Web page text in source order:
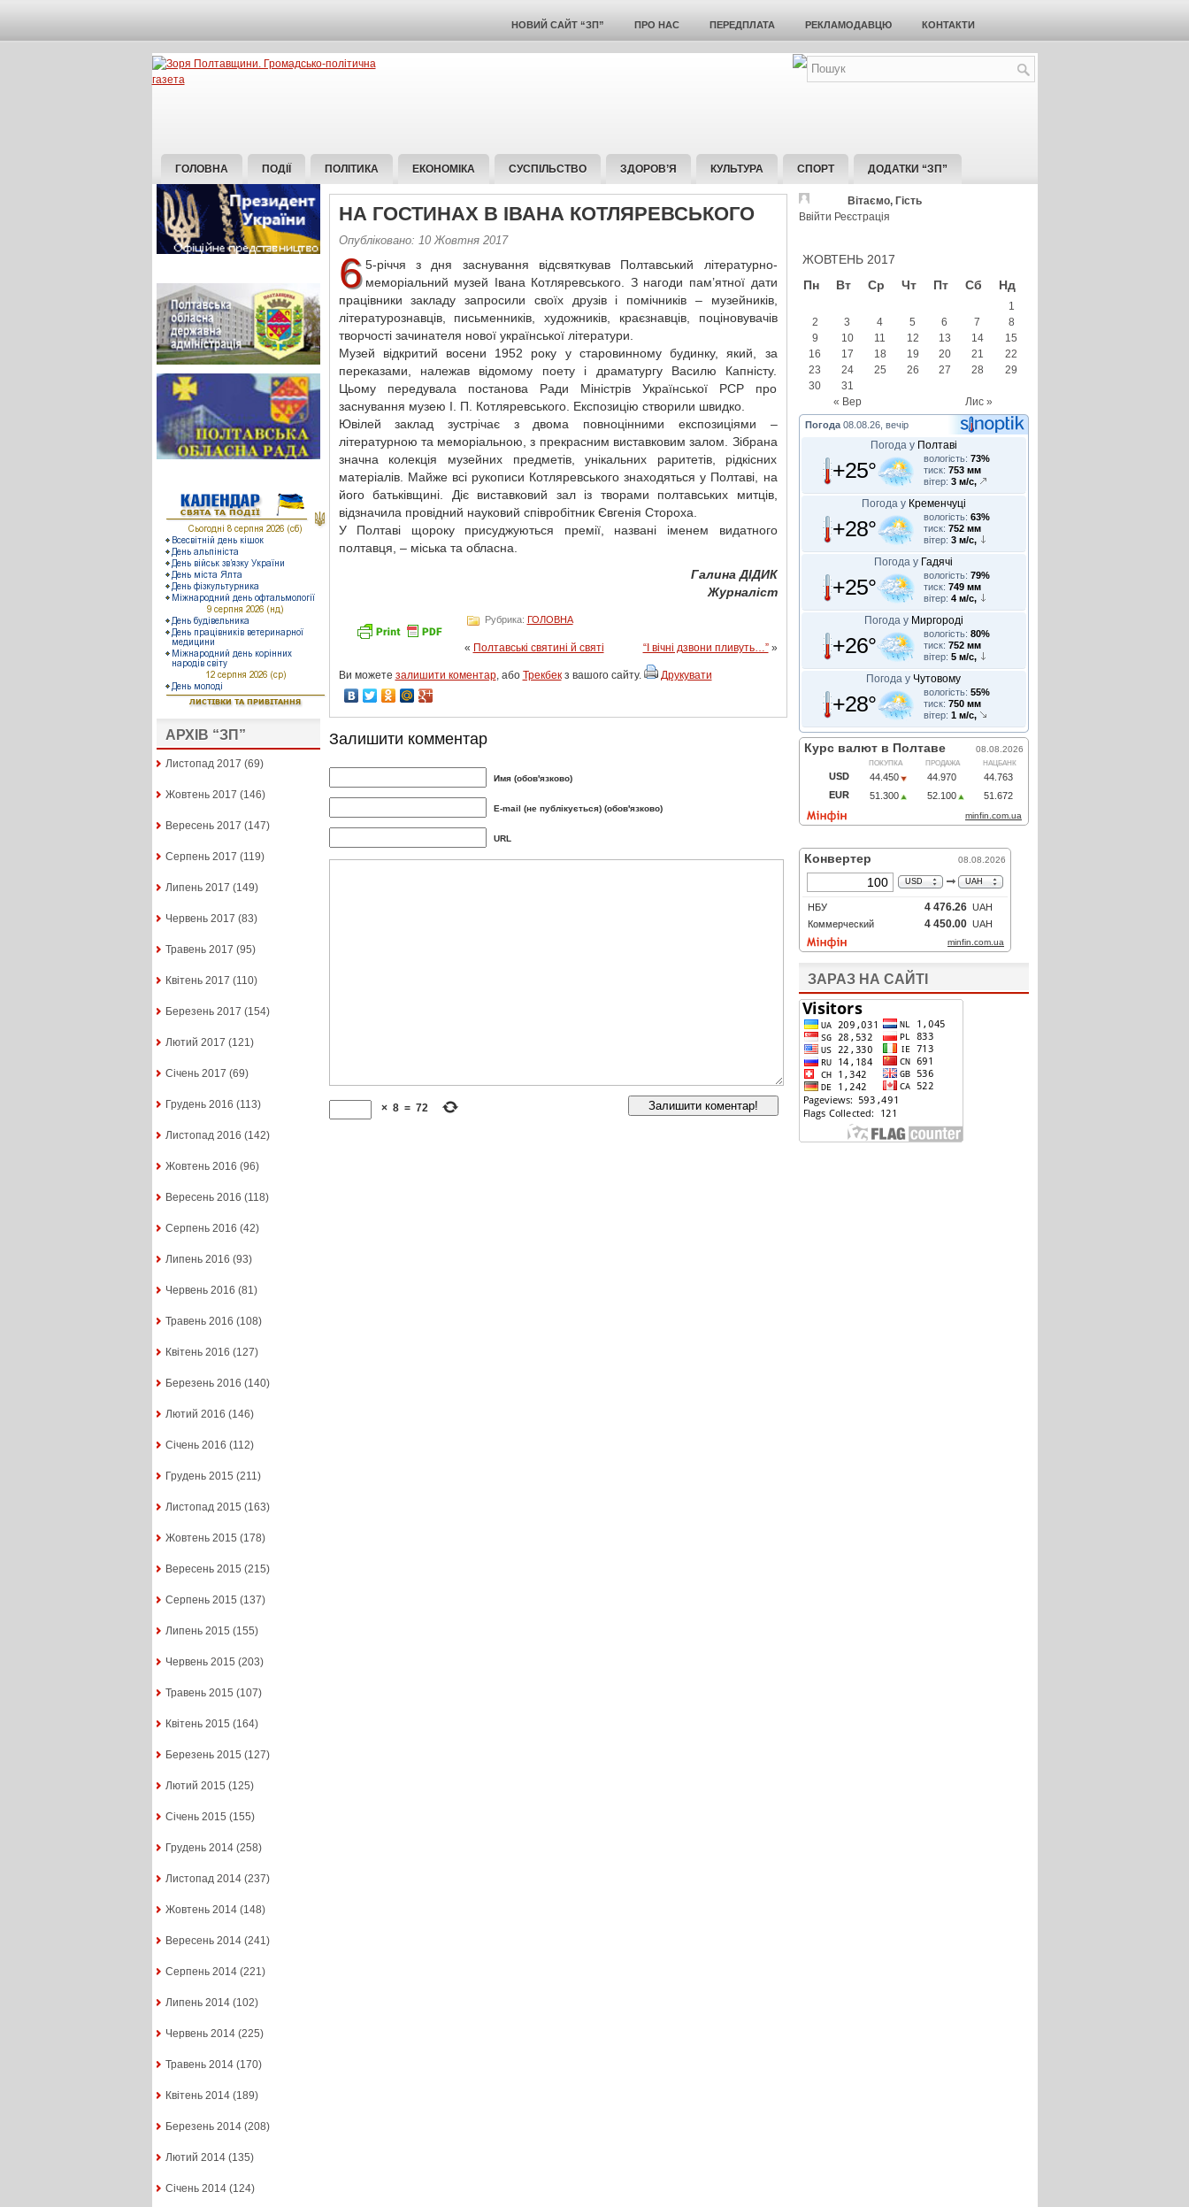
НОВИЙ САЙТ “ЗП” ПРО НАС ПЕРЕДПЛАТА РЕКЛАМОДАВЦЮ КОНТАКТИ
ГОЛОВНА ПОДІЇ ПОЛІТИКА ЕКОНОМІКА СУСПІЛЬСТВО ЗДОРОВ’Я КУЛЬТУРА СПОРТ ДОДАТКИ “ЗП”
АРХІВ “ЗП”
Листопад 2017 (69)
Жовтень 2017 (146)
Вересень 2017 (147)
Серпень 2017 (119)
Липень 2017 (149)
Червень 2017 (83)
Травень 2017 (95)
Квітень 2017 (110)
Березень 2017 (154)
Лютий 2017 (121)
Січень 2017 (69)
Грудень 2016 (113)
Листопад 2016 (142)
Жовтень 2016 (96)
Вересень 2016 (118)
Серпень 2016 (42)
Липень 2016 (93)
Червень 2016 (81)
Травень 2016 (108)
Квітень 2016 (127)
Березень 2016 (140)
Лютий 2016 (146)
Січень 2016 (112)
Грудень 2015 (211)
Листопад 2015 (163)
Жовтень 2015 (178)
Вересень 2015 (215)
Серпень 2015 (137)
Липень 2015 (155)
Червень 2015 (203)
Травень 2015 (107)
Квітень 2015 (164)
Березень 2015 (127)
Лютий 2015 (125)
Січень 2015 (155)
Грудень 2014(258)
Листопад 2014(237)
Жовтень 2014(148)
Вересень 2014(241)
Серпень 2014(221)
Липень 2014(102)
Червень 2014(225)
Травень 2014(170)
Квітень 2014(189)
Березень 2014(208)
Лютий 2014(135)
Січень 2014(124)
НА ГОСТИНАХ В ІВАНА КОТЛЯРЕВСЬКОГО
Опубліковано: 10 Жовтня 2017
6 5-річчя з дня заснування відсвяткував Полтавський літературно-
меморіальний музей Івана Котляревського. З нагоди пам’ятної дати
працівники закладу запросили своїх друзів і помічників – музейників,
літературознавців, письменників, художників, краєзнавців, поціновувачів
творчості зачинателя нової української літератури.
Музей відкритий восени 1952 року у старовинному будинку, який, за
переказами, належав відомому поету і драматургу Василю Капністу.
Цьому передувала постанова Ради Міністрів Української РСР про
заснування музею І. П. Котляревського. Експозицію створили швидко.
Ювілей заклад зустрічає з двома повноцінними експозиціями –
літературною та меморіальною, з прекрасним виставковим залом. Зібрана
значна колекція музейних предметів, унікальних раритетів, рідкісних
матеріалів. Майже всі рукописи Котляревського знаходяться у Полтаві, на
його батьківщині. Діє виставковий зал із творами полтавських митців,
відзначила провідний науковий співробітник Євгенія Стороха.
У Полтаві щороку присуджуються премії, названі іменем видатного
полтавця, – міська та обласна.
Галина ДІДИК
Журналіст
Рубрика: ГОЛОВНА
« Полтавські святині й святі “І вічні дзвони пливуть…”»
Ви можете залишити коментар, або Трекбекз вашого сайту. Друкувати
Залишити комментар
Имя (обов'язково)
E-mail (не публікується) (обов'язково)
URL
× 8 = 72
Вітаємо, Гість
Ввійти Реєстрація
ЖОВТЕНЬ 2017
Пн
Вт Ср Чт Пт Сб Нд
« Вер Лис »
1
2
3 4 5 6 7
8
9
10 11 12 13 14
15
16
17 18 19 20 21
22
23
24 25 26 27 28
29
30
31
Погода 08.08.26, вечір
Погода у Полтаві
+25° вологість: 73%
тиск: 753 мм
вітер: 3 м/с,
Погода у Кременчуці
+28° вологість: 63%
тиск: 752 мм
вітер: 3 м/с,
Погода у Гадячі
+25° вологість: 79%
тиск: 749 мм
вітер: 4 м/с,
Погода у Миргороді
+26° вологість: 80%
тиск: 752 мм
вітер: 5 м/с,
Погода у Чутовому
+28° вологість: 55%
тиск: 750 мм
вітер: 1 м/с,
ЗАРАЗ НА САЙТІ